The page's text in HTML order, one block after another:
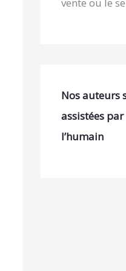
vente ou le
Nos auteurs
assistées
l’humain